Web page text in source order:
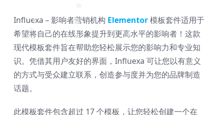
❅ ❅
❅
❅
❅
❅
Influexa – 影响者营销机构 Elementor模板套件适用于
希望将自己的在线形象提升到更高水平的影响者！这款
现代模板套件旨在帮助您轻松展示您的影响力和专业知
识。凭借其用户友好的界面，Influexa 可让您以有意义
的方式与受众建立联系，创造参与度并为您的品牌制造
话题。
此模板套件包含超过 17 个模板，让您轻松创建一个在